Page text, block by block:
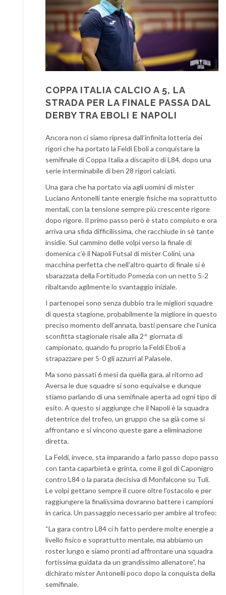
COPPA ITALIA CALCIO A 5, LA
STRADA PER LA FINALE PASSA DAL
DERBY TRA EBOLI E NAPOLI
Ancora non ci siamo ripresa dall’infinita lotteria dei
rigori che ha portato la Feldi Eboli a conquistare la
semifinale di Coppa Italia a discapito di L84, dopo una
serie interminabile di ben 28 rigori calciati.
Una gara che ha portato via agli uomini di mister
Luciano Antonelli tante energie fisiche ma soprattutto
mentali, con la tensione sempre più crescente rigore
dopo rigore. Il primo passo però è stato compiuto e ora
arriva una sfida difficilissima, che racchiude in sè tante
insidie. Sul cammino delle volpi verso la finale di
domenica c’è il Napoli Futsal di mister Colini, una
macchina perfetta che nell’altro quarto di finale si è
sbarazzata della Fortitudo Pomezia con un netto 5-2
ribaltando agilmente lo svantaggio iniziale.
I partenopei sono senza dubbio tra le migliori squadre
di questa stagione, probabilmente la migliore in questo
preciso momento dell’annata, basti pensare che l’unica
sconfitta stagionale risale alla 2^ giornata di
campionato, quando fu proprio la Feldi Eboli a
strapazzare per 5-0 gli azzurri al Palasele.
Ma sono passati 6 mesi da quella gara, al ritorno ad
Aversa le due squadre si sono equivalse e dunque
stiamo parlando di una semifinale aperta ad ogni tipo di
esito. A questo si aggiunge che il Napoli è la squadra
detentrice del trofeo, un gruppo che sa già come si
affrontano e si vincono queste gare a eliminazione
diretta.
La Feldi, invece, sta imparando a farlo passo dopo passo
con tanta caparbietà e grinta, come il gol di Caponigro
contro L84 o la parata decisiva di Monfalcone su Tuli.
Le volpi gettano sempre il cuore oltre l’ostacolo e per
raggiungere la finalissima dovranno battere i campioni
in carica. Un passaggio necessario per ambire al trofeo:
“La gara contro L84 ci h fatto perdere molte energie a
livello fisico e soprattutto mentale, ma abbiamo un
roster lungo e siamo pronti ad affrontare una squadra
fortissima guidata da un grandissimo allenatore“, ha
dichirato mister Antonelli poco dopo la conquista della
semifinale.